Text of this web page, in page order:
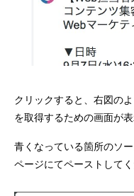
クリックすると、右図の
を取得するための画面が表
青くなっている箇所のソ
ページにてペーストしてく